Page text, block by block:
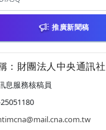
推廣新聞稿
：財團法人中央通訊社
息服務核稿員